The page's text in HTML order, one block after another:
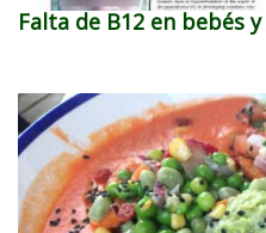
Falta de B12 en bebés